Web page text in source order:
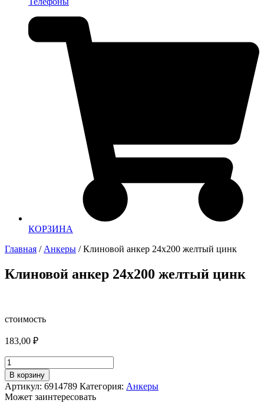
КОРЗИНА
Главная / Анкеры / Клиновой анкер 24х200 желтый цинк
Клиновой анкер 24х200 желтый цинк
стоимость
183,00 ₽
Количество
товара
Клиновой
анкер
24х200
В корзину
Артикул: 6914789 Категория: Анкеры
Может заинтересовать